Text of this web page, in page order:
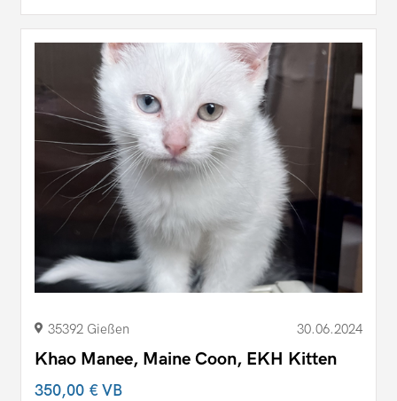
35392 Gießen 30.06.2024
Khao Manee, Maine Coon, EKH Kitten
350,00 €VB